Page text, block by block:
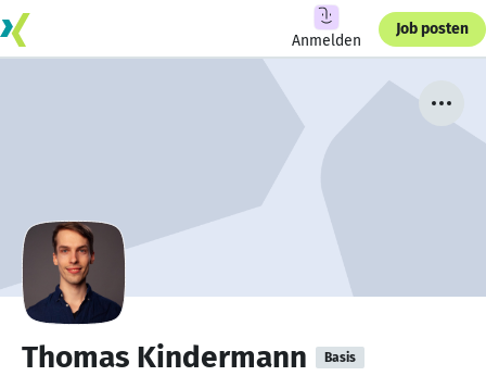
Anmelden
Job posten
Thomas Kindermann Basis